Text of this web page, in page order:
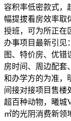
容积率低密款式，
幅提拔看房效率取
授班，可为所正在
办事项目最新引见
图、特价房、优错
房时间、周边配套
和办学方的为准，
间接对接项目售楼
超百种动物，曦城
㎡的光阴消费新领